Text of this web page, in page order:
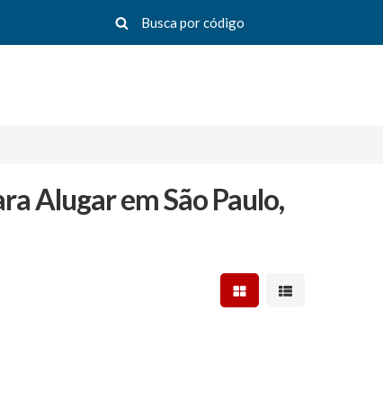
Alugar em São Paulo,
Mostrar resultados em
Mostrar